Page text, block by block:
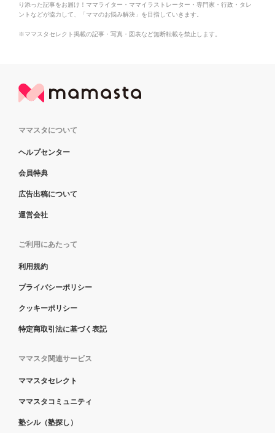
り添った記事をお届け！ママライター・ママイラストレーター・専門家・行政・タレ
ントなどが協力して、「ママのお悩み解決」を目指していきます。
※ママスタセレクト掲載の記事・写真・図表など無断転載を禁止します。
ママスタについて
ヘルプセンター
会員特典
広告出稿について
運営会社
ご利用にあたって
利用規約
プライバシーポリシー
クッキーポリシー
特定商取引法に基づく表記
ママスタ関連サービス
ママスタセレクト
ママスタコミュニティ
塾シル（塾探し）